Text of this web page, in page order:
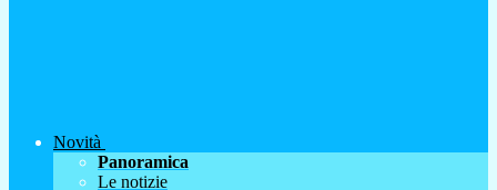
Novità
Panoramica
Le notizie